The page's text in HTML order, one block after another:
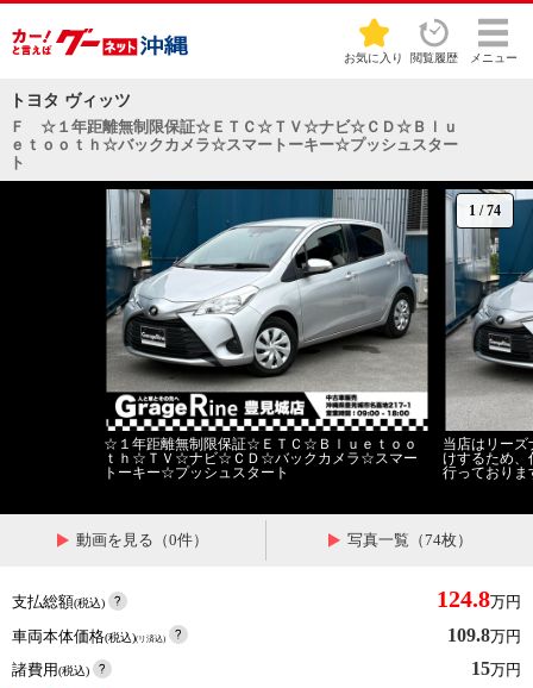
お気に入り 閲覧履歴 メニュー
トヨタ ヴィッツ
Ｆ ☆１年距離無制限保証☆ＥＴＣ☆ＴＶ☆ナビ☆ＣＤ☆Ｂｌｕ
ｅｔｏｏｔｈ☆バックカメラ☆スマートーキー☆プッシュスター
ト
1 /74
☆１年距離無制限保証☆ＥＴＣ☆Ｂｌｕｅｔｏｏ
ｔｈ☆ＴＶ☆ナビ☆ＣＤ☆バックカメラ☆スマー
トーキー☆プッシュスタート
当店はリー
けするため
行っており
動画を見る（0件） 写真一覧（74枚）
支払総額(税込) 124.8万円
車両本体価格(税込)(リ済込) 109.8万円
諸費用(税込) 15万円